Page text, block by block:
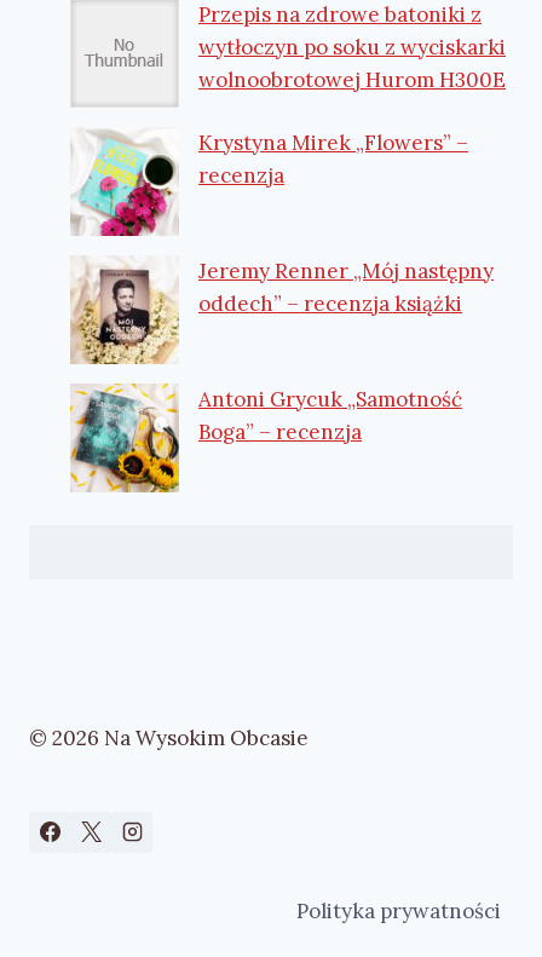
Przepis na zdrowe batoniki z
wytłoczyn po soku z wyciskarki
wolnoobrotowej Hurom H300E
Krystyna Mirek „Flowers” –
recenzja
Jeremy Renner „Mój następny
oddech” – recenzja książki
Antoni Grycuk „Samotność
Boga” – recenzja
© 2026 Na Wysokim Obcasie
Polityka prywatności